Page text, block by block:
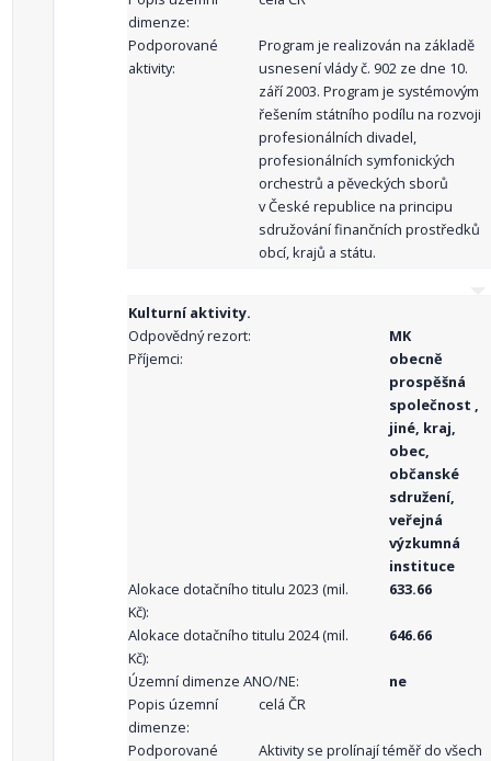
dimenze:
Podporované
aktivity:
Program je realizován na základě
usnesení vlády č. 902 ze dne 10.
září 2003. Program je systémovým
řešením státního podílu na rozvoji
profesionálních divadel,
profesionálních symfonických
orchestrů a pěveckých sborů
v České republice na principu
sdružování finančních prostředků
obcí, krajů a státu.
Kulturní aktivity.
Odpovědný rezort:
MK
Příjemci:
obecně
prospěšná
společnost ,
jiné, kraj,
obec,
občanské
sdružení,
veřejná
výzkumná
instituce
Alokace dotačního titulu 2023 (mil.
Kč):
633.66
Alokace dotačního titulu 2024 (mil.
Kč):
646.66
Územní dimenze ANO/NE:
ne
Popis územní
dimenze:
celá ČR
Podporované
Aktivity se prolínají téměř do všech